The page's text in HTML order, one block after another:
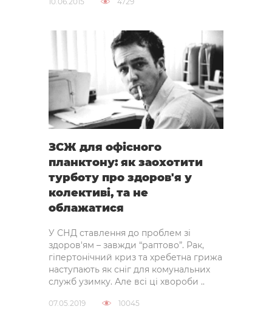
ЗСЖ для офісного
планктону: як заохотити
турботу про здоров'я у
колективі, та не
облажатися
У СНД ставлення до проблем зі
здоров'ям – завжди “раптово”. Рак,
гіпертонічний криз та хребетна грижа
наступають як сніг для комунальних
служб узимку. Але всі ці хвороби ..
07.05.2019 10045